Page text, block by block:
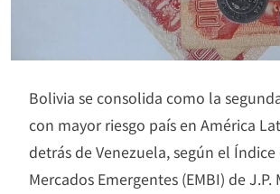
Bolivia se consolida como la
con mayor riesgo país en América
detrás de Venezuela, según el
Mercados Emergentes (EMBI) de J.P.